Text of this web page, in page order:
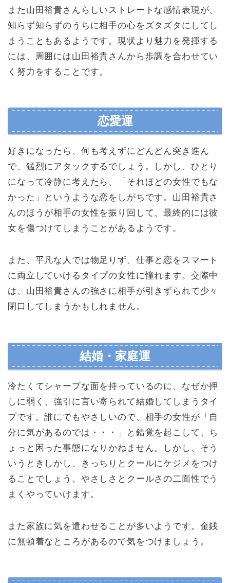
また山田裕貴さんらしいストレートな感情表現が、
知らず知らずのうちに相手の心をズタズタにしてし
まうこともあるようです。現状より魅力を発揮する
には、周囲には山田裕貴さんから歩調を合わせてい
く努力をすることです。
恋愛運
好きになったら、何も考えずにどんどん突き進ん
で、猛烈にアタックするでしょう。しかし、ひとり
になって冷静に考えたら、「それほどの女性でもな
かった」というような恋をしがちです。山田裕貴さ
んのほうが相手の女性を振り回して、最終的には彼
女を傷つけてしまうことがあるようです。
また、平凡な人では物足りず、仕事と恋をスマート
に両立していけるタイプの女性に憧れます。交際中
は、山田裕貴さんの強さに相手が引きずられて少々
閉口してしまうかもしれません。
結婚・家庭運
冷たくてシャープな面を持っているのに、なぜか押
しに弱く、強引に言い寄られて結婚してしまうタイ
プです。誰にでもやさしいので、相手の女性が「自
分に気があるのでは・・・」と錯覚を起こして、ち
ょっと困った事態になりかねません。しかし、そう
いうときしかし、きっちりとクールにケジメをつけ
ることでしょう。やさしさとクールさの二面性でう
まくやっていけます。
また家族に気を遣わせることが多いようです。金銭
に無頓着なところがあるので気をつけましょう。